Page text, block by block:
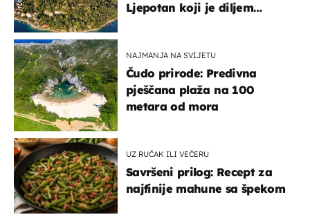
Ljepotan koji je diljem
NAJMANJA NA SVIJETU
Čudo prirode: Predivna
pješčana plaža na 100
metara od mora
UZ RUČAK ILI VEČERU
Savršeni prilog: Recept za
najfinije mahune sa špekom